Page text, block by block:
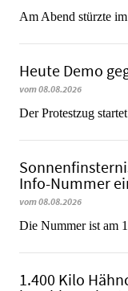
Am Abend stürzte
Heute Demo
vom 08.08.2026
Der Protestzug
Info-Nummer
vom 08.08.2026
Die Nummer ist am
1.400 Kilo